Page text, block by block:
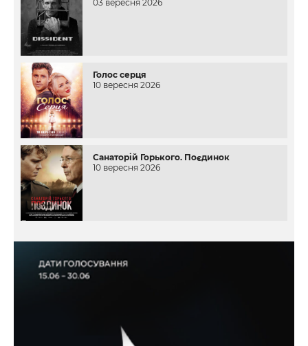
03 вересня 2026
Голос серця
10 вересня 2026
Санаторій Горького. Поєдинок
10 вересня 2026